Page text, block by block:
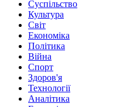
Суспiльство
Культура
Світ
Економіка
Політика
Війна
Спорт
Здоров'я
Технології
Аналітика